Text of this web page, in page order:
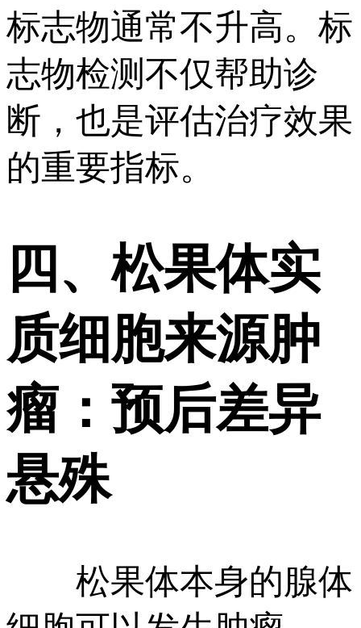
标志物通常不升高。标
志物检测不仅帮助诊
断，也是评估治疗效果
的重要指标。
四、松果体实
质细胞来源肿
瘤：预后差异
悬殊
松果体本身的腺体